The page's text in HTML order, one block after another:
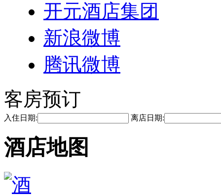
开元酒店集团
新浪微博
腾讯微博
客房预订
入住日期: 离店日期:
酒店地图